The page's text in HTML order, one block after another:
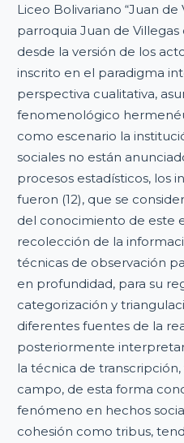
Liceo Bolivariano “Juan de
parroquia Juan de
desde la versión de los
inscrito en el paradigma
perspectiva cualitativa,
fenomenológico
como escenario la
sociales no están
procesos estadísticos, los
fueron (12), que se
del conocimiento de este
recolección de la
técnicas de observación
en profundidad, para su
categorización y
diferentes fuentes de la
posteriormente
la técnica de
campo, de esta forma
fenómeno en hechos
cohesión como tribus,